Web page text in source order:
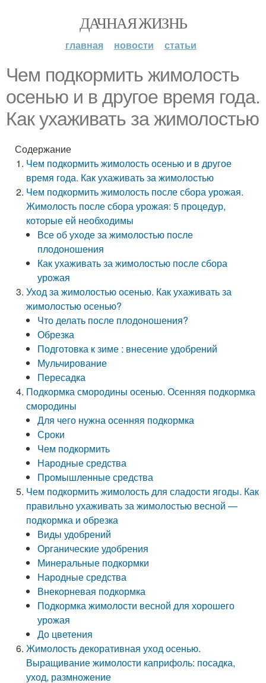
ДАЧНАЯ ЖИЗНЬ
главная новости статьи
Чем подкормить жимолость
осенью и в другое время года.
Как ухаживать за жимолостью
Содержание
Чем подкормить жимолость осенью и в другое
время года. Как ухаживать за жимолостью
Чем подкормить жимолость после сбора урожая.
Жимолость после сбора урожая: 5 процедур,
которые ей необходимы
Все об уходе за жимолостью после
плодоношения
Как ухаживать за жимолостью после сбора
урожая
Уход за жимолостью осенью. Как ухаживать за
жимолостью осенью?
Что делать после плодоношения?
Обрезка
Подготовка к зиме : внесение удобрений
Мульчирование
Пересадка
Подкормка смородины осенью. Осенняя подкормка
смородины
Для чего нужна осенняя подкормка
Сроки
Чем подкормить
Народные средства
Промышленные средства
Чем подкормить жимолость для сладости ягоды. Как
правильно ухаживать за жимолостью весной —
подкормка и обрезка
Виды удобрений
Органические удобрения
Минеральные подкормки
Народные средства
Внекорневая подкормка
Подкормка жимолости весной для хорошего
урожая
До цветения
Жимолость декоративная уход осенью.
Выращивание жимолости каприфоль: посадка,
уход, размножение